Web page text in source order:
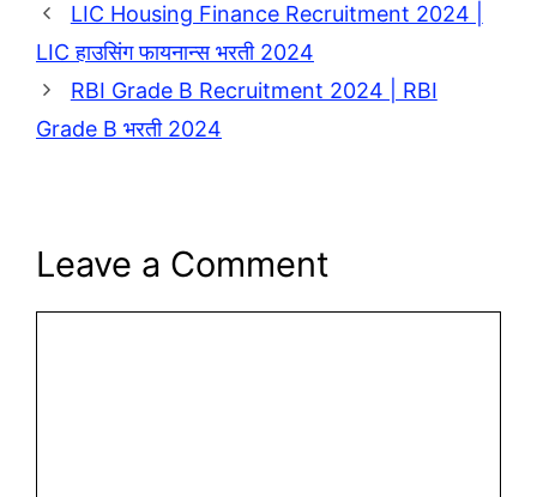
LIC Housing Finance Recruitment 2024 |
LIC हाउसिंग फायनान्स भरती 2024
RBI Grade B Recruitment 2024 | RBI
Grade B भरती 2024
Leave a Comment